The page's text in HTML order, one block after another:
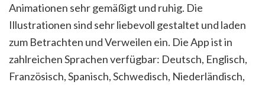
Animationen sehr gemäßigt und ruhig. Die
Illustrationen sind sehr liebevoll gestaltet und laden
zum Betrachten und Verweilen ein. Die App ist in
zahlreichen Sprachen verfügbar: Deutsch, Englisch,
Französisch, Spanisch, Schwedisch, Niederländisch,